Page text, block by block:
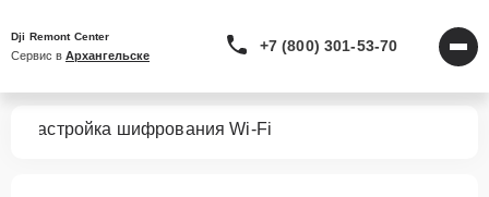
Dji Remont Center
Сервис в Архангельске
+7 (800) 301-53-70
Настройка шифрования Wi-Fi